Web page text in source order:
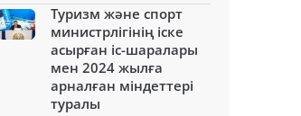
Туризм және спорт
министрлігінің іске
асырған іс-шаралары
мен 2024 жылға
арналған міндеттері
туралы